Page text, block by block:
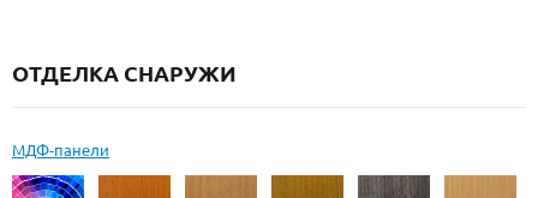
Резиновый уплотнитель
ОТДЕЛКА СНАРУЖИ
МДФ-панели